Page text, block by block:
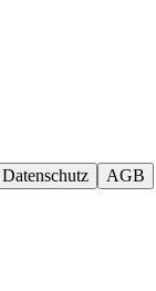
Datenschutz AGB